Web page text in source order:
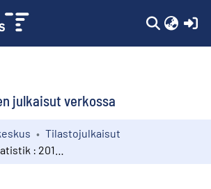
julkaisut verkossa
Tilastojulkaisut